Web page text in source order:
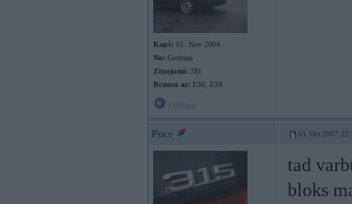
Kopš: 01. Nov 2004
No: Grobiņa
Ziņojumi: 781
Braucu ar: E30, E34
Puce 01. Oct 2007,
tad
bloks